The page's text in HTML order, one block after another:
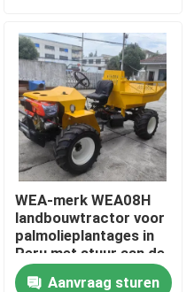
OP
WEA-merk WEA08H
landbouwtractor voor
palmolieplantages in
Peru met stuur aan de
voorwiel
Aanvraag sturen